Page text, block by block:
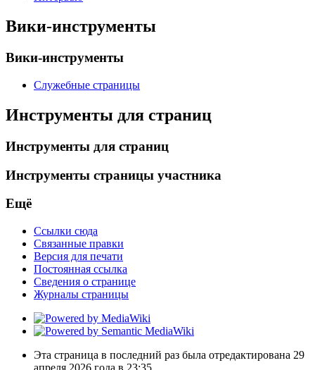
Вики-инструменты
Вики-инструменты
Служебные страницы
Инструменты для страниц
Инструменты для страниц
Инструменты страницы участника
Ещё
Ссылки сюда
Связанные правки
Версия для печати
Постоянная ссылка
Сведения о странице
Журналы страницы
Эта страница в последний раз была отредактирована 29
апреля 2026 года в 23:35.